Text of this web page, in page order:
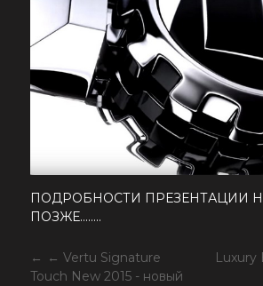
ПОДРОБНОСТИ ПРЕЗЕНТАЦИИ
ПОЗЖЕ........
← Vertu Signature
Touch New 2015 - новый
Luxury